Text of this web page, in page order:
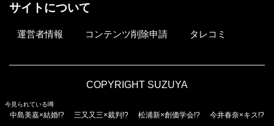
サイトについて
運営者情報 コンテンツ削除申請 タレコミ
COPYRIGHT SUZUYA
今見られている噂
中島美嘉×結婚!? 三又又三×裁判!? 松浦新×創価学会!? 今井春奈×キス!?